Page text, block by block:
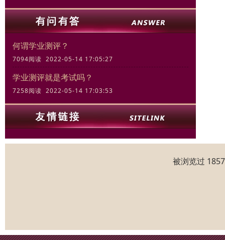
何谓学业测评？
7094阅读 2022-05-14 17:05:27
学业测评就是考试吗？
7258阅读 2022-05-14 17:03:53
被浏览过